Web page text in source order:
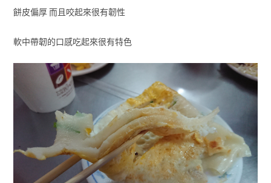
餅皮偏厚 而且咬起來很有韌性
軟中帶韌的口感吃起來很有特色